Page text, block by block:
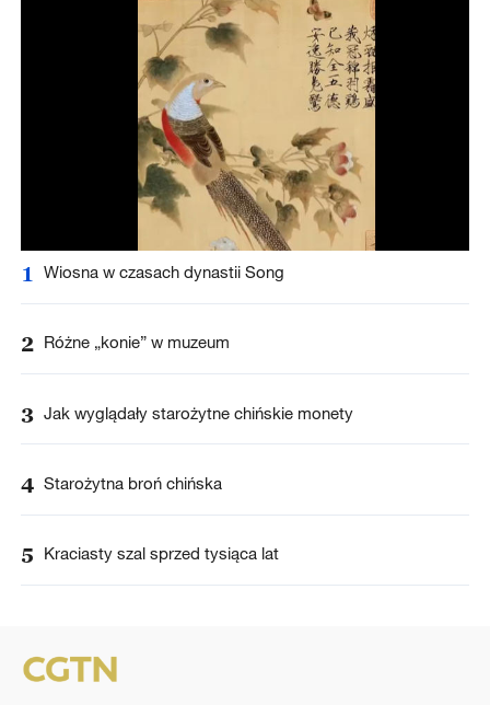
1 Wiosna w czasach dynastii Song
2 Różne „konie” w muzeum
3 Jak wyglądały starożytne chińskie monety
4 Starożytna broń chińska
5 Kraciasty szal sprzed tysiąca lat